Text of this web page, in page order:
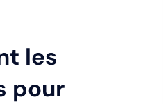
les
pour